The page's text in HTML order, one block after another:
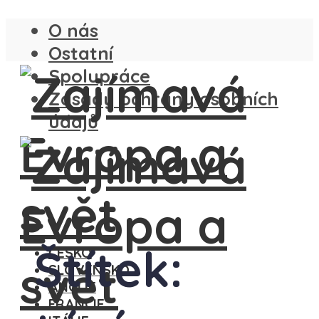
O nás
Ostatní
Spolupráce
Zásady ochrany osobních
údajů
ČESKO
SLOVENSKO
ANGLIE
FRANCIE
Štítek: